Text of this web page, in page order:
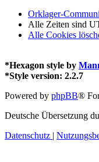
Orklager-
Alle Zeiten sind
Alle Cookies
*Hexagon style by
*Style version: 2.2.7
Powered by phpBB®
Deutsche Übersetzung
Datenschutz |